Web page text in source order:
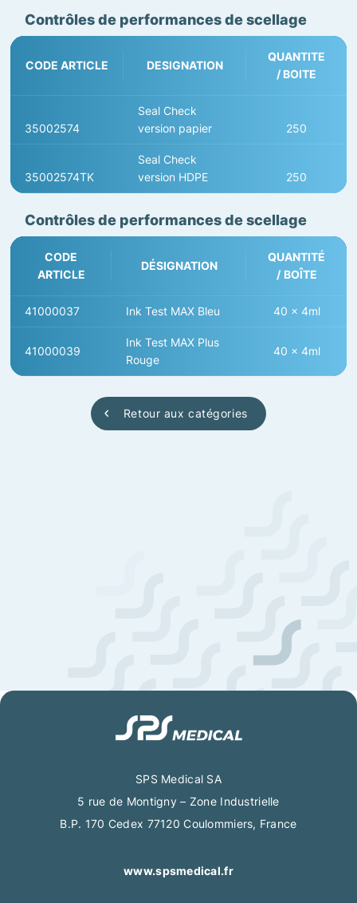
Contrôles de performances de scellage
CODE ARTICLE DESIGNATION
QUANTITE
/ BOITE
35002574
Seal Check
version papier
250
35002574TK
Seal Check
version HDPE
250
Contrôles de performances de scellage
CODE
ARTICLE
DÉSIGNATION
QUANTITÉ
/ BOÎTE
41000037 Ink Test MAX Bleu 40 x 4ml
41000039
Ink Test MAX Plus
Rouge
40 x 4ml
Retour aux catégories
SPS Medical SA
5 rue de Montigny – Zone Industrielle
B.P. 170 Cedex 77120 Coulommiers, France
www.spsmedical.fr